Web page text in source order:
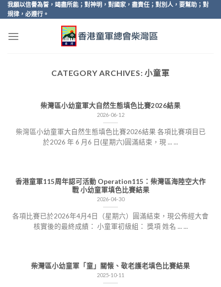
Skip
to
我願以信譽為誓，竭盡所能；對神明，對國家，盡責任；對別人，要幫助；對
規律，必遵行。
CATEGORY ARCHIVES:小童軍
柴灣區小幼童軍大自然生態填色比賽2026結果
2026-06-12
柴灣區小幼童軍大自然生態填色比賽2026結果 各項比賽項目已
於2026 年 6 月6 日(星期六)圓滿結束，現 ... ...
香港童軍115周年認可活動 Operation115：柴灣區海陸空大作
戰 小幼童軍填色比賽結果
2026-04-30
各項比賽已於2026年4月4日（星期六）圓滿結束，現公佈經大會
核實後的最終成績： 小童軍初級組： 獎項 姓名 ... ...
柴灣區小幼童軍「童」關懐、敬老護老填色比賽結果
2025-10-11